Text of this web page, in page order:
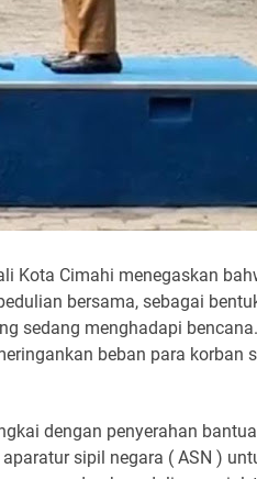
Kota Cimahi menegaskan
bersama, sebagai
sedang menghadapi
beban para korban
dengan penyerahan
sipil negara ( ASN )